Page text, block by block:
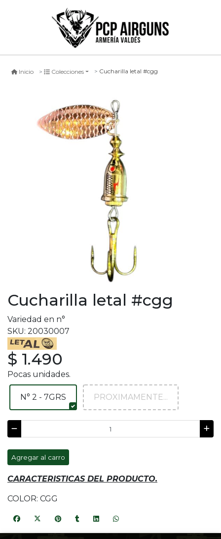
Inicio Colecciones Cucharilla letal #cgg
Cucharilla letal #cgg
Variedad en n°
SKU: 20030007
$ 1.490
Pocas unidades.
N° 2 - 7GRS PROXIMAMENTE...
Agregar al carro
CARACTERISTICAS DEL PRODUCTO.
COLOR: CGG